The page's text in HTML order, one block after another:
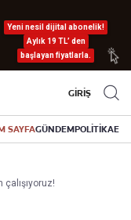
Yeni nesil dijital abonelik!
Aylık 19 TL’ den
başlayan fiyatlarla.
GİRİŞ
SAYFAGÜNDEMPOLİTİKA